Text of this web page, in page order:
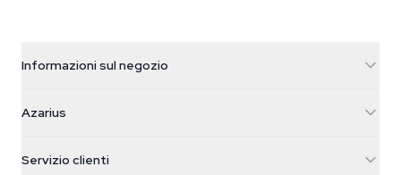
Informazioni sul negozio
Galvaniweg 11
Nederland
Azarius
Servizio clienti